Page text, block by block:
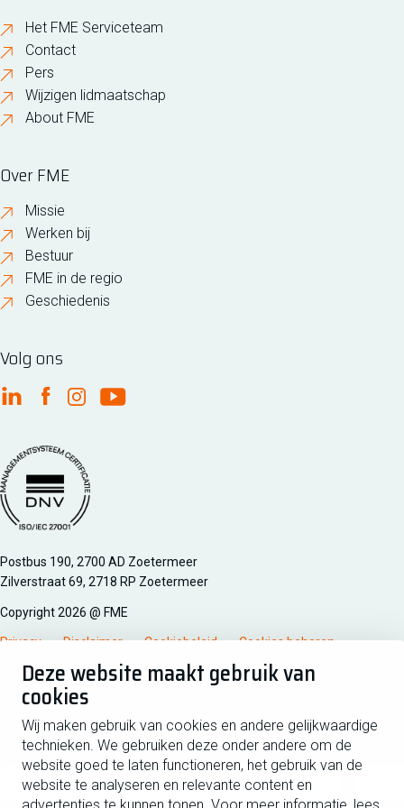
Deze website maakt gebruik van
cookies
Wij maken gebruik van cookies en andere gelijkwaardige
technieken. We gebruiken deze onder andere om de
website goed te laten functioneren, het gebruik van de
website te analyseren en relevante content en
Het FME Serviceteam
Contact
Pers
Wijzigen lidmaatschap
About FME
Over FME
Missie
Werken bij
Bestuur
FME in de regio
Geschiedenis
Volg ons
FME Linkedin
FME Facebook
FME Instagram
FME Youtube
Managementsyteem certificatie DNV iso/iec 27001
Postbus 190, 2700 AD Zoetermeer
Zilverstraat 69, 2718 RP Zoetermeer
Copyright 2026 @ FME
Privacy Disclaimer Cookiebeleid Cookies beheren
Schrijf je in voor de nieuwsbrief
Voornaam